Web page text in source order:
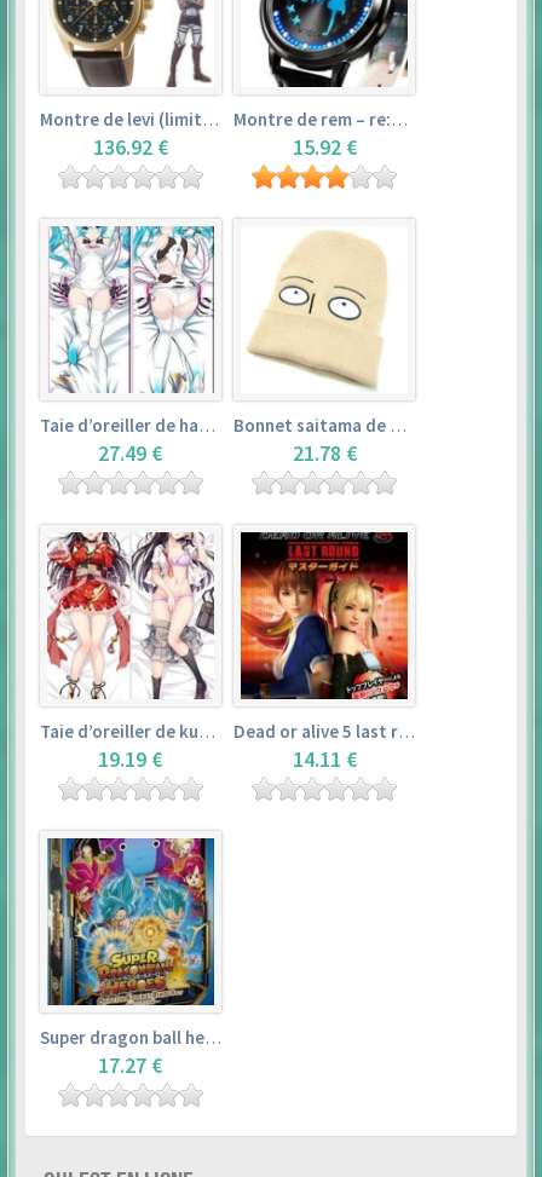
Montre de levi (limited edition) – shingeki no kyojin
136.92 €
Montre de rem – re:zero kara hajimeru isekai seikatsu
15.92 €
Taie d’oreiller de hatsune miku (150cm×50cm) – vocaloid
27.49 €
Bonnet saitama de one punch man
21.78 €
Taie d’oreiller de kurosawa dia (160x50cm) – love live! sunshine!!
19.19 €
Dead or alive 5 last round master guide
14.11 €
Super dragon ball heroes : official 4 pocket binder set
17.27 €